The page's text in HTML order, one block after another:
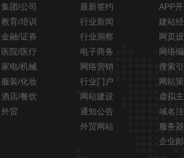
集团/公司
教育/培训
金融/证券
医院/医疗
家电/机械
服装/化妆
酒店/餐饮
外贸
最新签约
行业新闻
行业洞察
电子商务
网络营销
行业门户
网站建设
通知公告
外贸网站
APP
建站
网页
网络
搜索
网站
虚拟
域名
服务器
企业